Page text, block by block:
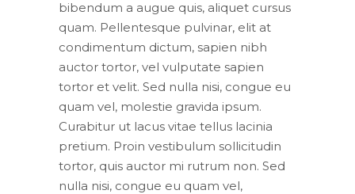
bibendum a augue quis, aliquet cursus
quam. Pellentesque pulvinar, elit at
condimentum dictum, sapien nibh
auctor tortor, vel vulputate sapien
tortor et velit. Sed nulla nisi, congue eu
quam vel, molestie gravida ipsum.
Curabitur ut lacus vitae tellus lacinia
pretium. Proin vestibulum sollicitudin
tortor, quis auctor mi rutrum non. Sed
nulla nisi, congue eu quam vel,